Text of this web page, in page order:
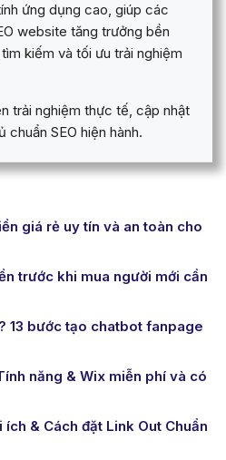
ứng dụng cao, giúp các
website tăng trưởng bền
kiếm và tối ưu trải nghiệm
trải nghiệm thực tế, cập nhật
chuẩn SEO hiện hành.
giá rẻ uy tín và an toàn cho
trước khi mua người mới cần
13 bước tạo chatbot fanpage
năng & Wix miễn phí và có
& Cách đặt Link Out Chuẩn